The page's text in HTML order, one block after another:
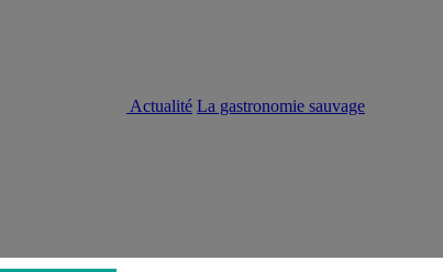
Actualité La gastronomie sauvage